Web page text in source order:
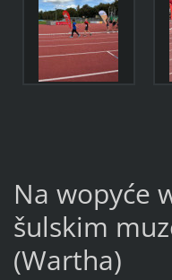
Na wopyće
šulskim
(Wartha)